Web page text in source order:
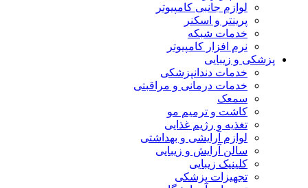
لوازم جانبی کامپیوتر
پرینتر و اسکنر
خدمات شبکه
نرم افزار کامپیوتر
پزشکی و زیبایی
خدمات دندانپزشکی
خدمات درمانی و مراقبتی
سمعک
کاشت و ترمیم مو
تغذیه و رژیم غذایی
لوازم آرایشی و بهداشتی
سالن آرایش و زیبایی
کلینیک زیبایی
تجهیزات پزشکی